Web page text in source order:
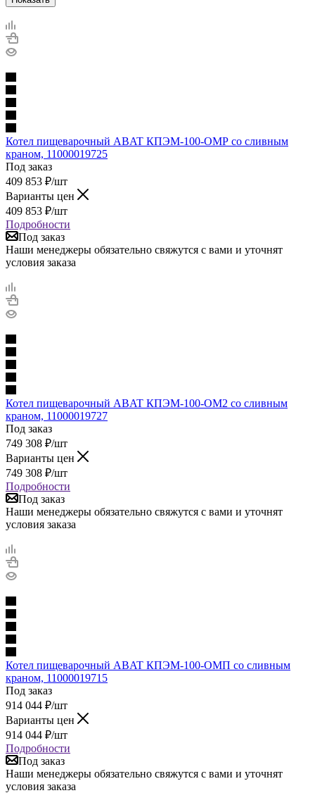
Котел пищеварочный ABAT КПЭМ-100-ОМР со сливным
краном, 11000019725
Под заказ
409 853 ₽/шт
Варианты цен
409 853 ₽/шт
Подробности
Под заказ
Наши менеджеры обязательно свяжутся с вами и уточнят
условия заказа
Котел пищеварочный ABAT КПЭМ-100-ОМ2 со сливным
краном, 11000019727
Под заказ
749 308 ₽/шт
Варианты цен
749 308 ₽/шт
Подробности
Под заказ
Наши менеджеры обязательно свяжутся с вами и уточнят
условия заказа
Котел пищеварочный ABAT КПЭМ-100-ОМП со сливным
краном, 11000019715
Под заказ
914 044 ₽/шт
Варианты цен
914 044 ₽/шт
Подробности
Под заказ
Наши менеджеры обязательно свяжутся с вами и уточнят
условия заказа